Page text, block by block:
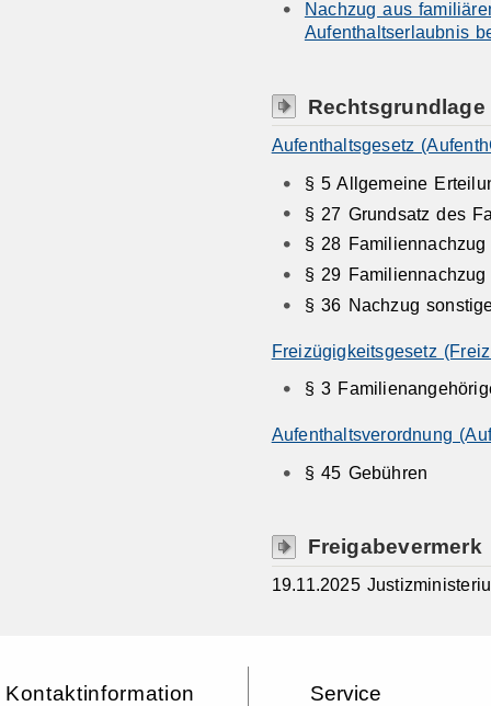
Nachzug aus
Aufenthaltserlaubnis
Rechtsgrundlage
Aufenthaltsgesetz
§ 5 Allgemeine
§ 27 Grundsatz des
§ 28
§ 29
§ 36 Nachzug
Freizügigkeitsgesetz
§ 3
Aufenthaltsverordnung
§ 45 Gebühren
Freigabevermerk
19.11.2025
Kontaktinformation Service